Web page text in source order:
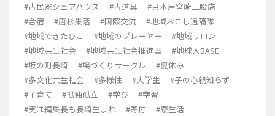
#古民家シェアハウス
#古道具
#只本屋宮崎三股店
#合宿
#唐杉集落 #国際交流
#地域おこし遠隔隊
#地域できたひこ
#地域のプレーヤー
#地域サロン
#地域共生社会
#地域共生社会推進室
#地球人BASE
#坂の町長崎
#場づくりサークル
#夏休み
#多文化共生社会
#多様性 #大学生
#子の心親知らず
#子育て
#孤独孤立 #学び
#学習
#実は編集長も長崎生まれ
#寄付
#寮生活